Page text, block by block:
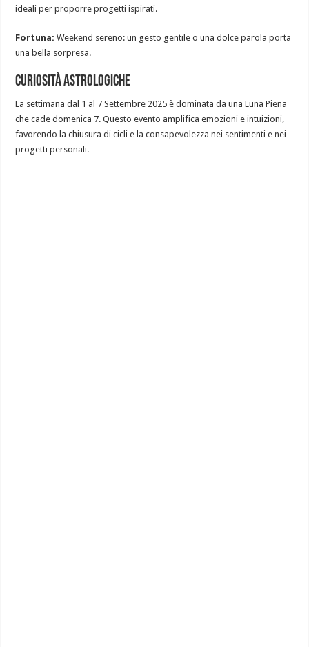
ideali per proporre progetti ispirati.
Fortuna: Weekend sereno: un gesto gentile o una dolce parola porta
una bella sorpresa.
Curiosità Astrologiche
La settimana dal 1 al 7 Settembre 2025 è dominata da una Luna Piena
che cade domenica 7. Questo evento amplifica emozioni e intuizioni,
favorendo la chiusura di cicli e la consapevolezza nei sentimenti e nei
progetti personali.